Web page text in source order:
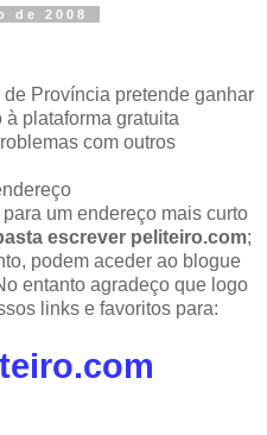
de 2008
Província pretende ganhar
plataforma gratuita
com outros
um endereço mais curto
escrever peliteiro.com;
podem aceder ao blogue
entanto agradeço que logo
links e favoritos para: